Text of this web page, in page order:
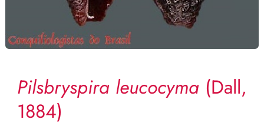
Pilsbryspira leucocyma(Dall,
1884)